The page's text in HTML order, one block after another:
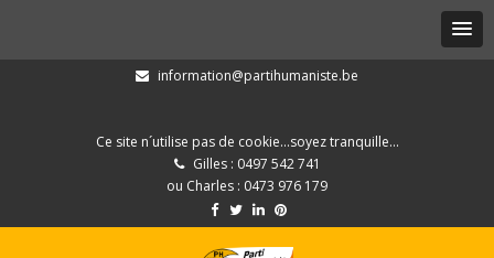
information@partihumaniste.be
Ce site n´utilise pas de cookie...soyez tranquille...
Gilles : 0497 542 741
ou Charles : 0473 976 179